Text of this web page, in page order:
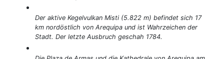
Der aktive Kegelvulkan Misti (5.822 m) befindet sich 17
km nordöstlich von Arequipa und ist Wahrzeichen der
Stadt. Der letzte Ausbruch geschah 1784.